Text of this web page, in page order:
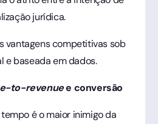
jurídica.
vantagens competitivas sob
e baseada em dados.
to-revenuee conversão
é o maior inimigo da